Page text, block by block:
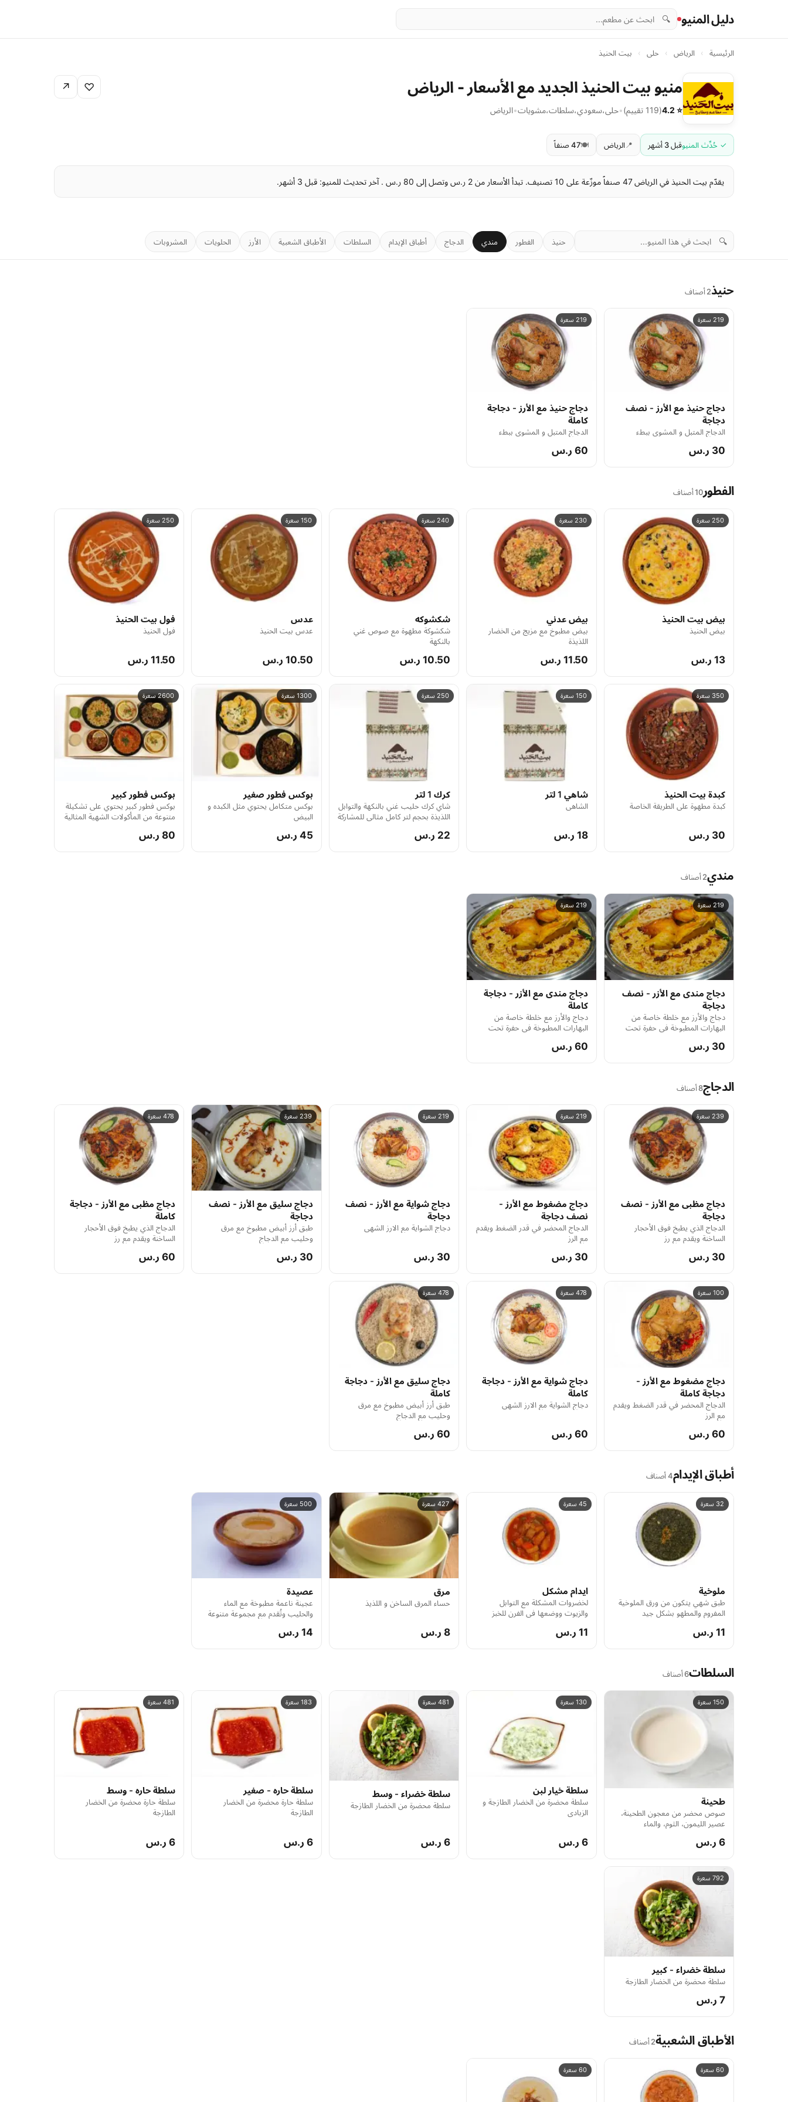
دليل المنيو 🔍
الرئيسية › الرياض › حلى › بيت الحنيذ
منيو بيت الحنيذ الجديد مع الأسعار - الرياض
⭐ 4.2 (119 تقييم) •حلى،سعودي،سلطات،مشويات•الرياض
♡
↗
✓ حُدِّث المنيوقبل 3 أشهر 📍الرياض 🍽️47 صنفاً
يقدّم بيت الحنيذ في الرياض 47 صنفاً موزّعة على 10 تصنيف. تبدأ الأسعار من 2 ر.س وتصل إلى 80 ر.س . آخر تحديث للمنيو: قبل 3 أشهر.
🔍 حنيذ الفطور مندي الدجاج أطباق الإيدام السلطات الأطباق الشعبية الأرز الحلويات المشروبات
حنيذ2 أصناف
219 سعرة
دجاج حنيذ مع الأرز - نصف
دجاجة
الدجاج المتبل و المشوي ببطء
30 ر.س
219 سعرة
دجاج حنيذ مع الأرز - دجاجة
كاملة
الدجاج المتبل و المشوي ببطء
60 ر.س
الفطور10 أصناف
250 سعرة
بيض بيت الحنيذ
بيض الحنيذ
13 ر.س
230 سعرة
بيض عدني
بيض مطبوخ مع مزيج من الخضار
اللذيذة
11.50 ر.س
240 سعرة
شكشوكه
شكشوكة مطهوة مع صوص غني
بالنكهة
10.50 ر.س
150 سعرة
عدس
عدس بيت الحنيذ
10.50 ر.س
250 سعرة
فول بيت الحنيذ
فول الحنيذ
11.50 ر.س
350 سعرة
كبدة بيت الحنيذ
كبدة مطهوة على الطريقة الخاصة
30 ر.س
150 سعرة
شاهي 1 لتر
الشاهي
18 ر.س
250 سعرة
كرك 1 لتر
شاي كرك حليب غني بالنكهة والتوابل
اللذيذة بحجم لتر كامل مثالي للمشاركة
22 ر.س
1300 سعرة
بوكس فطور صغير
بوكس متكامل يحتوي مثل الكبده و
البيض
45 ر.س
2600 سعرة
بوكس فطور كبير
بوكس فطور كبير يحتوي على تشكيلة
متنوعة من المأكولات الشهية المثالية
80 ر.س
مندي2 أصناف
219 سعرة
دجاج مندى مع الأزر - نصف
دجاجة
دجاج والأرز مع خلطة خاصة من
البهارات المطبوخة في حفرة تحت
30 ر.س
219 سعرة
دجاج مندى مع الأزر - دجاجة
كاملة
دجاج والأرز مع خلطة خاصة من
البهارات المطبوخة في حفرة تحت
60 ر.س
الدجاج8 أصناف
239 سعرة
دجاج مظبى مع الأرز - نصف
دجاجة
الدجاج الذي يطبخ فوق الأحجار
الساخنة ويقدم مع رز
30 ر.س
219 سعرة
دجاج مضغوط مع الأرز -
نصف دجاجة
الدجاج المحضر في قدر الضغط ويقدم
مع الرز
30 ر.س
219 سعرة
دجاج شواية مع الأرز - نصف
دجاجة
دجاج الشواية مع الارز الشهي
30 ر.س
239 سعرة
دجاج سليق مع الأرز - نصف
دجاجة
طبق أرز أبيض مطبوخ مع مرق
وحليب مع الدجاج
30 ر.س
478 سعرة
دجاج مظبى مع الأرز - دجاجة
كاملة
الدجاج الذي يطبخ فوق الأحجار
الساخنة ويقدم مع رز
60 ر.س
100 سعرة
دجاج مضغوط مع الأرز -
دجاجة كاملة
الدجاج المحضر في قدر الضغط ويقدم
مع الرز
60 ر.س
478 سعرة
دجاج شواية مع الأرز - دجاجة
كاملة
دجاج الشواية مع الارز الشهي
60 ر.س
478 سعرة
دجاج سليق مع الأرز - دجاجة
كاملة
طبق أرز أبيض مطبوخ مع مرق
وحليب مع الدجاج
60 ر.س
أطباق الإيدام4 أصناف
32 سعرة
ملوخية
طبق شهي يتكون من ورق الملوخية
المفروم والمطهو بشكل جيد
11 ر.س
45 سعرة
ايدام مشكل
لخضروات المشكلة مع التوابل
والزيوت ووضعها في الفرن للخبز
11 ر.س
427 سعرة
مرق
حساء المرق الساخن و اللذيذ
8 ر.س
500 سعرة
عصيدة
عجينة ناعمة مطبوخة مع الماء
والحليب وتُقدم مع مجموعة متنوعة
14 ر.س
السلطات6 أصناف
150 سعرة
طحينة
صوص محضر من معجون الطحينة،
عصير الليمون، الثوم، والماء
6 ر.س
130 سعرة
سلطة خيار لبن
سلطة محضرة من الخضار الطازجة و
الزبادي
6 ر.س
481 سعرة
سلطة خضراء - وسط
سلطة محضرة من الخضار الطازجة
6 ر.س
183 سعرة
سلطة حاره - صغير
سلطة حارة محضرة من الخضار
الطازجة
6 ر.س
481 سعرة
سلطة حاره - وسط
سلطة حارة محضرة من الخضار
الطازجة
6 ر.س
792 سعرة
سلطة خضراء - كبير
سلطة محضرة من الخضار الطازجة
7 ر.س
الأطباق الشعبية2 أصناف
60 سعرة 60 سعرة